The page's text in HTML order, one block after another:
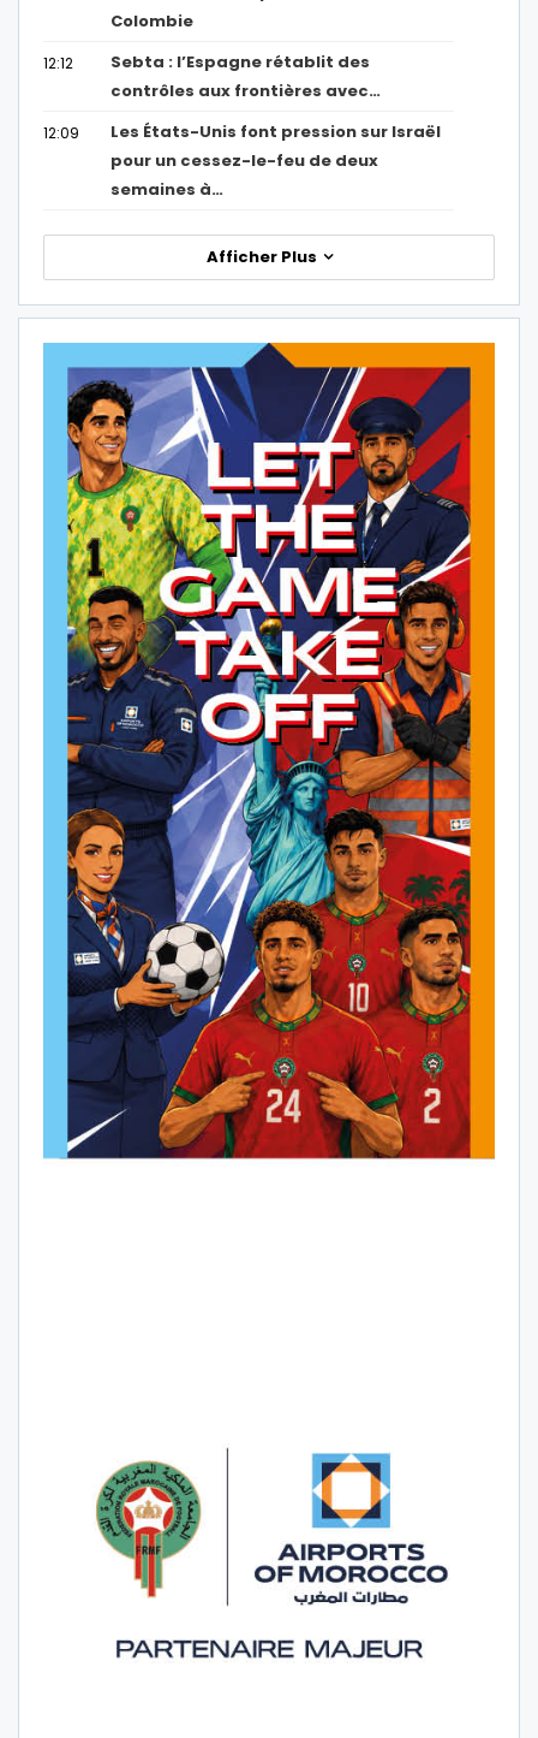
Colombie
12:12
Sebta : l’Espagne rétablit des
contrôles aux frontières avec…
12:09
Les États-Unis font pression sur Israël
pour un cessez-le-feu de deux
semaines à…
Afficher Plus